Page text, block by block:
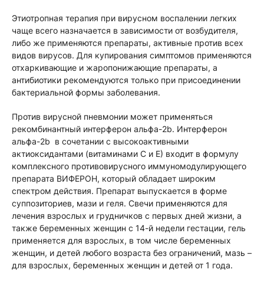
Этиотропная терапия при вирусном воспалении легких
чаще всего назначается в зависимости от возбудителя,
либо же применяются препараты, активные против всех
видов вирусов. Для купирования симптомов применяются
отхаркивающие и жаропонижающие препараты, а
антибиотики рекомендуются только при присоединении
бактериальной формы заболевания.
Против вирусной пневмонии может применяться
рекомбинантный интерферон альфа-2b. Интерферон
альфа-2b в сочетании с высокоактивными
актиоксидантами (витаминами С и Е) входит в формулу
комплексного противовирусного иммуномодулирующего
препарата ВИФЕРОН, который обладает широким
спектром действия. Препарат выпускается в форме
суппозиториев, мази и геля. Свечи применяются для
лечения взрослых и грудничков с первых дней жизни, а
также беременных женщин с 14-й недели гестации, гель
применяется для взрослых, в том числе беременных
женщин, и детей любого возраста без ограничений, мазь –
для взрослых, беременных женщин и детей от 1 года.